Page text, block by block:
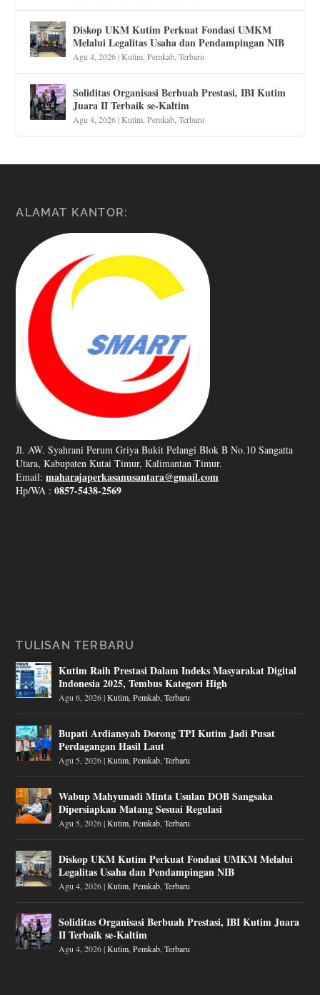
Diskop UKM Kutim Perkuat Fondasi UMKM
Melalui Legalitas Usaha dan Pendampingan NIB
Agu 4, 2026|Kutim ,Pemkab ,Terbaru
Soliditas Organisasi Berbuah Prestasi, IBI Kutim
Juara II Terbaik se-Kaltim
Agu 4, 2026|Kutim ,Pemkab ,Terbaru
ALAMAT KANTOR:
Jl. AW. Syahrani Perum Griya Bukit Pelangi Blok B No.10 Sangatta
Utara, Kabupaten Kutai Timur, Kalimantan Timur.
Email:maharajaperkasanusantara@gmail.com
Hp/WA :0857-5438-2569
TULISAN TERBARU
Kutim Raih Prestasi Dalam Indeks Masyarakat Digital
Indonesia 2025, Tembus Kategori High
Agu 6, 2026|Kutim ,Pemkab ,Terbaru
Bupati Ardiansyah Dorong TPI Kutim Jadi Pusat
Perdagangan Hasil Laut
Agu 5, 2026|Kutim ,Pemkab ,Terbaru
Wabup Mahyunadi Minta Usulan DOB Sangsaka
Dipersiapkan Matang Sesuai Regulasi
Agu 5, 2026|Kutim ,Pemkab ,Terbaru
Diskop UKM Kutim Perkuat Fondasi UMKM Melalui
Legalitas Usaha dan Pendampingan NIB
Agu 4, 2026|Kutim ,Pemkab ,Terbaru
Soliditas Organisasi Berbuah Prestasi, IBI Kutim Juara
II Terbaik se-Kaltim
Agu 4, 2026|Kutim ,Pemkab ,Terbaru